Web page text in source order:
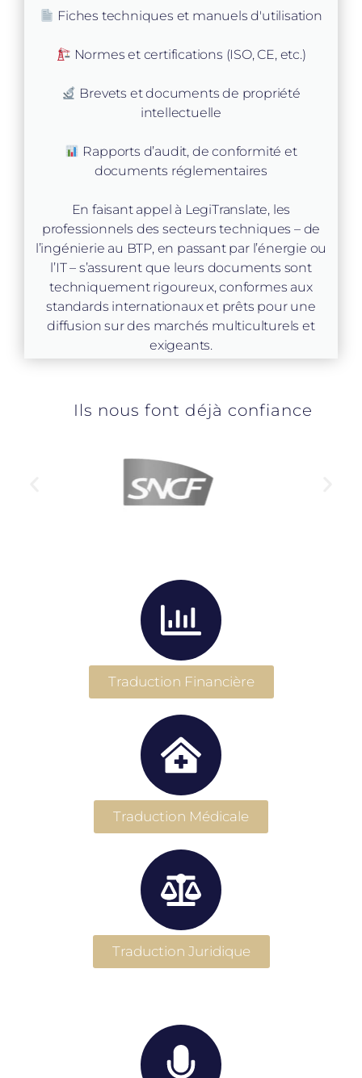
Fiches techniques et manuels d'utilisation
Normes et certifications (ISO, CE, etc.)
Brevets et documents de propriété
intellectuelle
Rapports d’audit, de conformité et
documents réglementaires
En faisant appel à LegiTranslate, les
professionnels des secteurs techniques – de
l’ingénierie au BTP, en passant par l’énergie ou
l’IT – s’assurent que leurs documents sont
techniquement rigoureux, conformes aux
standards internationaux et prêts pour une
diffusion sur des marchés multiculturels et
exigeants.
Ils nous font déjà confiance
Traduction Financière
Traduction Médicale
Traduction Juridique